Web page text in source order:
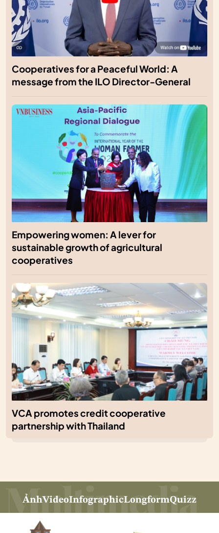
Cooperatives for a Peaceful World: A
message from the ILO Director-General
Empowering women: A lever for
sustainable growth of agricultural
cooperatives
VCA promotes credit cooperative
partnership with Thailand
ẢnhVideoInfographicLongformQuizz